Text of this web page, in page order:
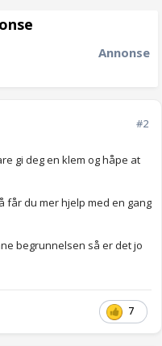
Annonse
#2
gi deg en klem og håpe at
får du mer hjelp med en gang
begrunnelsen så er det jo
7